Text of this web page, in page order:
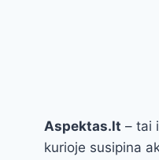
Aspektas.lt – tai
kurioje susipina